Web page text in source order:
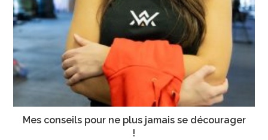
Mes conseils pour ne plus jamais se décourager
!